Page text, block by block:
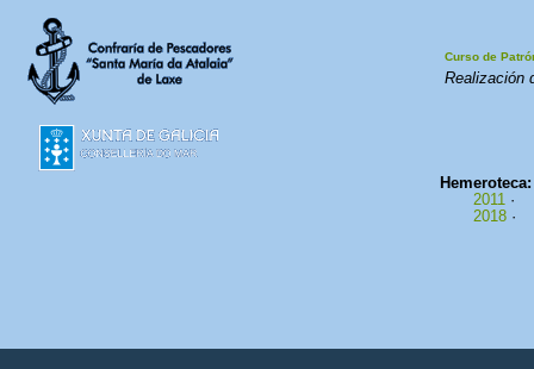
Curso de
Realización
2011 ·
2018·